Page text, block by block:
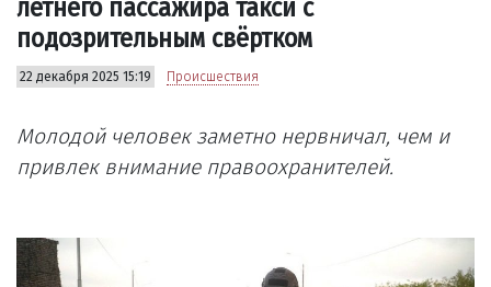
летнего пассажира такси с
подозрительным свёртком
22 декабря 2025 15:19 Происшествия
Молодой человек заметно нервничал, чем и
привлек внимание правоохранителей.